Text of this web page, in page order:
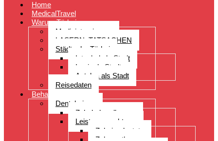
Home
MedicalTravel
Warum Türkei
Medizintourismus
LASERN: TATSACHEN
Städte der Türkei
Istanbul als Stadt
Izmir als Stadt
Antalya als Stadt
Reisedaten
Behandlungen
Dentalreisen
Zahnbehandlungen
Leistungsspektrum
Zahnimplantate